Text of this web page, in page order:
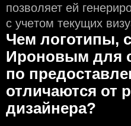
позволяет ей
с учeтом текущих
Чем логотипы,
Ироновым для
по
отличаются от
дизайнера?